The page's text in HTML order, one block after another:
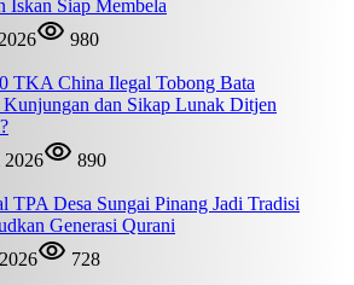
Iskan Siap Membela
980
TKA China Ilegal Tobong Bata
dan Sikap Lunak Ditjen
2026
890
TPA Desa Sungai Pinang Jadi Tradisi
Generasi Qurani
728